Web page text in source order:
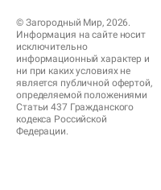
© Загородный Мир, 2026.
Информация на сайте носит
исключительно
информационный характер и
ни при каких условиях не
является публичной офертой,
определяемой положениями
Статьи 437 Гражданского
кодекса Российской
Федерации.